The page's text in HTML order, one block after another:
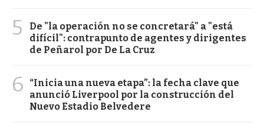
5
De "la operación no se concretará" a "está
difícil": contrapunto de agentes y dirigentes
de Peñarol por De La Cruz
6
“Inicia una nueva etapa”: la fecha clave que
anunció Liverpool por la construcción del
Nuevo Estadio Belvedere